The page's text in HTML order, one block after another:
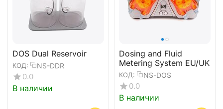
DOS Dual Reservoir
КОД: NS-DDR
0.0
В наличии
Dosing and Fluid
Metering System EU/UK
КОД: NS-DOS
0.0
В наличии